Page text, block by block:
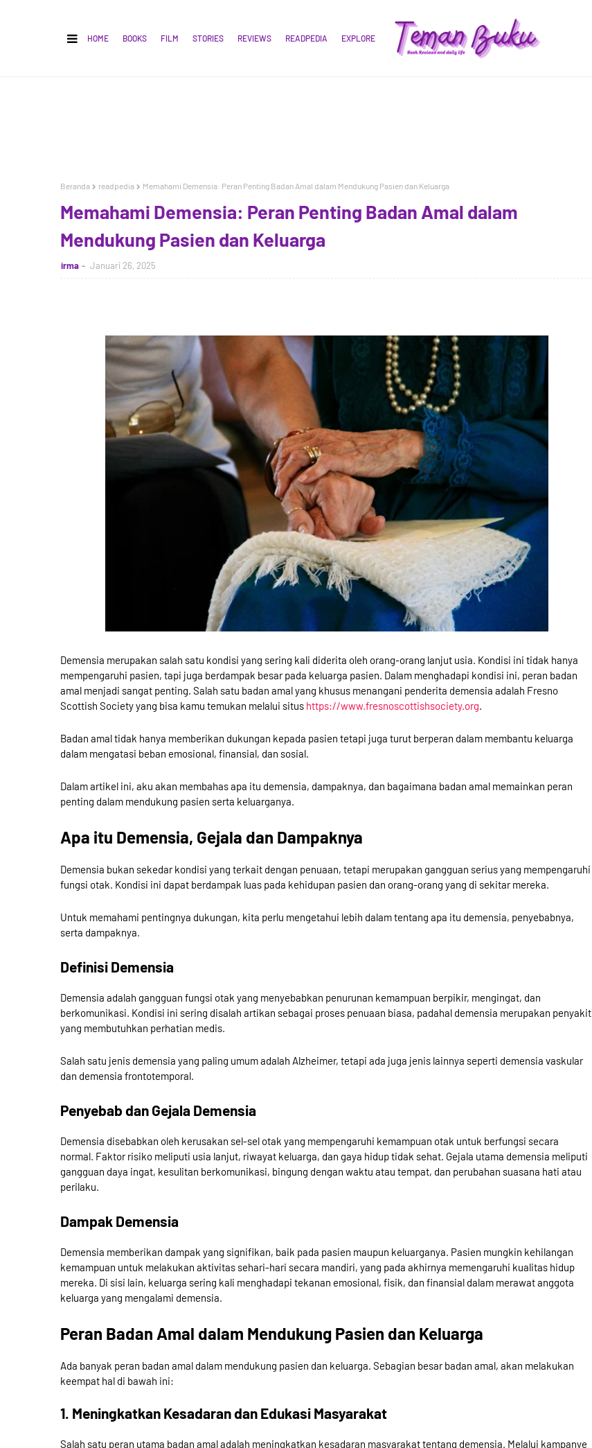
HOME BOOKS FILM STORIES REVIEWS READPEDIA EXPLORE
Beranda readpedia Memahami Demensia: Peran Penting Badan Amal dalam Mendukung Pasien dan Keluarga
Memahami Demensia: Peran Penting Badan Amal dalam
Mendukung Pasien dan Keluarga
irma Januari 26, 2025
Demensia merupakan salah satu kondisi yang sering kali diderita oleh orang-orang lanjut usia. Kondisi ini tidak hanya
mempengaruhi pasien, tapi juga berdampak besar pada keluarga pasien. Dalam menghadapi kondisi ini, peran badan
amal menjadi sangat penting. Salah satu badan amal yang khusus menangani penderita demensia adalah Fresno
Scottish Society yang bisa kamu temukan melalui situs https://www.fresnoscottishsociety.org.
Badan amal tidak hanya memberikan dukungan kepada pasien tetapi juga turut berperan dalam membantu keluarga
dalam mengatasi beban emosional, finansial, dan sosial.
Dalam artikel ini, aku akan membahas apa itu demensia, dampaknya, dan bagaimana badan amal memainkan peran
penting dalam mendukung pasien serta keluarganya.
Apa itu Demensia, Gejala dan Dampaknya
Demensia bukan sekedar kondisi yang terkait dengan penuaan, tetapi merupakan gangguan serius yang mempengaruhi
fungsi otak. Kondisi ini dapat berdampak luas pada kehidupan pasien dan orang-orang yang di sekitar mereka.
Untuk memahami pentingnya dukungan, kita perlu mengetahui lebih dalam tentang apa itu demensia, penyebabnya,
serta dampaknya.
Definisi Demensia
Demensia adalah gangguan fungsi otak yang menyebabkan penurunan kemampuan berpikir, mengingat, dan
berkomunikasi. Kondisi ini sering disalah artikan sebagai proses penuaan biasa, padahal demensia merupakan penyakit
yang membutuhkan perhatian medis.
Salah satu jenis demensia yang paling umum adalah Alzheimer, tetapi ada juga jenis lainnya seperti demensia vaskular
dan demensia frontotemporal.
Penyebab dan Gejala Demensia
Demensia disebabkan oleh kerusakan sel-sel otak yang mempengaruhi kemampuan otak untuk berfungsi secara
normal. Faktor risiko meliputi usia lanjut, riwayat keluarga, dan gaya hidup tidak sehat. Gejala utama demensia meliputi
gangguan daya ingat, kesulitan berkomunikasi, bingung dengan waktu atau tempat, dan perubahan suasana hati atau
perilaku.
Dampak Demensia
Demensia memberikan dampak yang signifikan, baik pada pasien maupun keluarganya. Pasien mungkin kehilangan
kemampuan untuk melakukan aktivitas sehari-hari secara mandiri, yang pada akhirnya memengaruhi kualitas hidup
mereka. Di sisi lain, keluarga sering kali menghadapi tekanan emosional, fisik, dan finansial dalam merawat anggota
keluarga yang mengalami demensia.
Peran Badan Amal dalam Mendukung Pasien dan Keluarga
Ada banyak peran badan amal dalam mendukung pasien dan keluarga. Sebagian besar badan amal, akan melakukan
keempat hal di bawah ini:
1. Meningkatkan Kesadaran dan Edukasi Masyarakat
Salah satu peran utama badan amal adalah meningkatkan kesadaran masyarakat tentang demensia. Melalui kampanye